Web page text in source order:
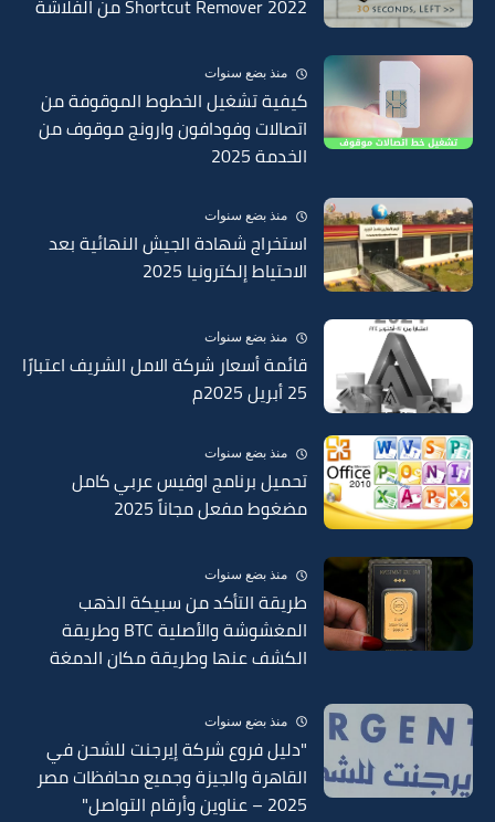
Shortcut Remover 2022 من الفلاشة
منذ بضع سنوات
كيفية تشغيل الخطوط الموقوفة من
اتصالات وفودافون وارونج موقوف من
الخدمة 2025
منذ بضع سنوات
استخراج شهادة الجيش النهائية بعد
الاحتياط إلكترونيا 2025
منذ بضع سنوات
قائمة أسعار شركة الامل الشريف اعتبارًا
منذ بضع سنوات
تحميل برنامج اوفيس عربي كامل
مضغوط مفعل مجاناً 2025
منذ بضع سنوات
طريقة التأكد من سبيكة الذهب
المغشوشة والأصلية BTC وطريقة
الكشف عنها وطريقة مكان الدمغة
منذ بضع سنوات
"دليل فروع شركة إيرجنت للشحن في
القاهرة والجيزة وجميع محافظات مصر
2025 – عناوين وأرقام التواصل"